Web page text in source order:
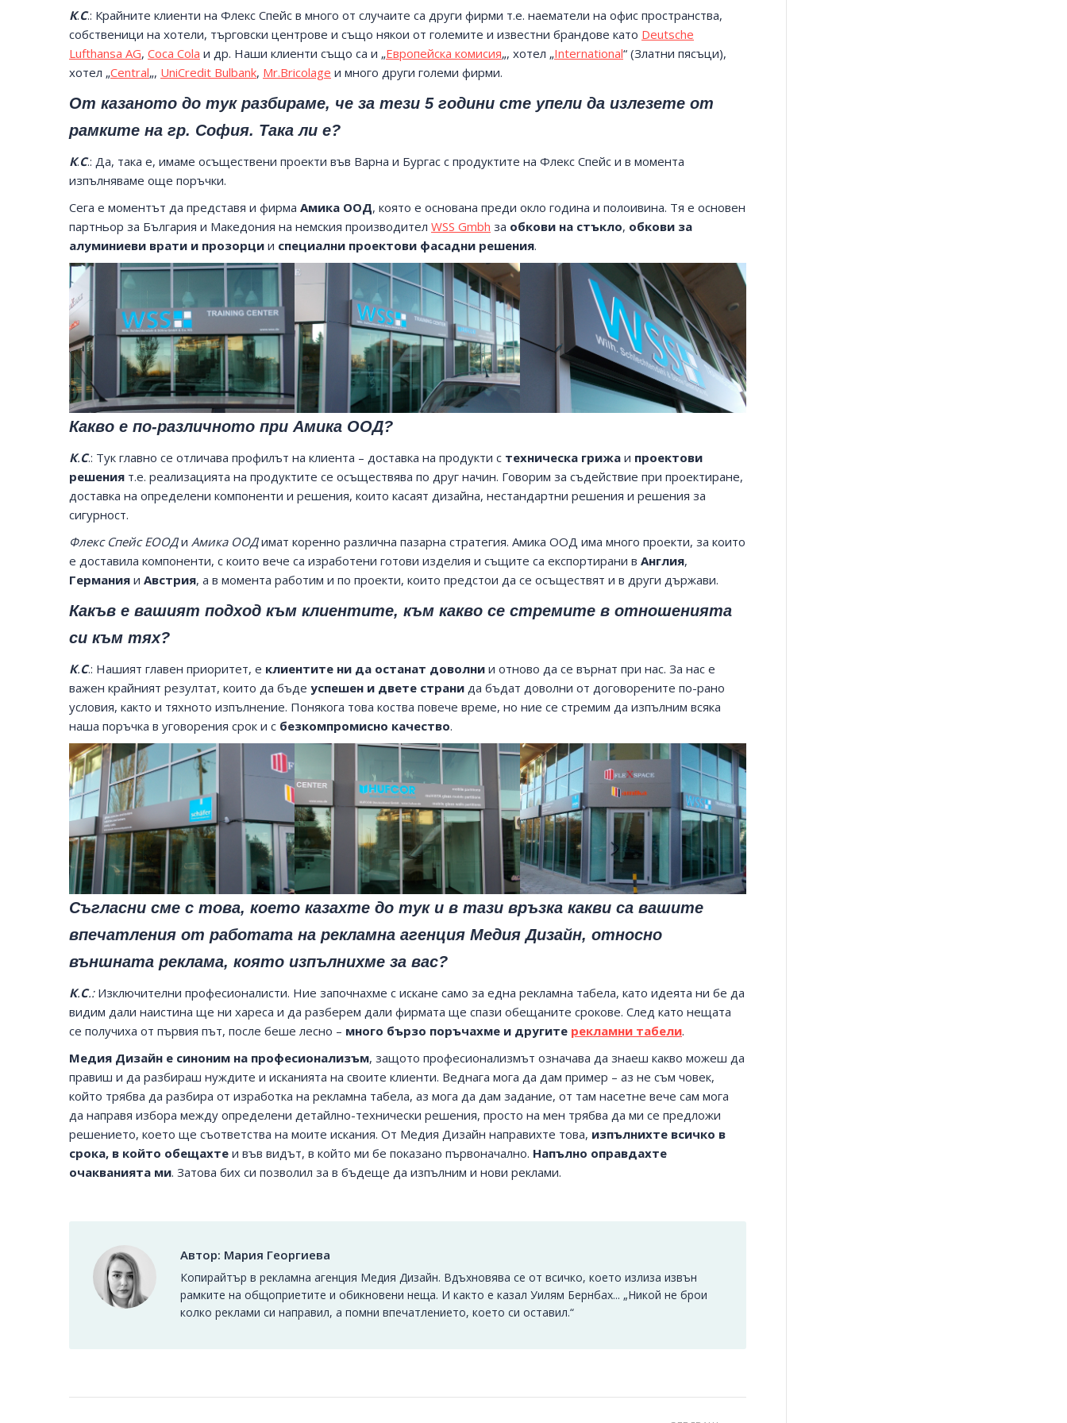
К.С.: Крайните клиенти на Флекс Спейс в много от случаите са други фирми т.е. наематели на офис пространства,
собственици на хотели, търговски центрове и също някои от големите и известни брандове като Deutsche
Lufthansa AG, Coca Cola и др. Наши клиенти също са и „Европейска комисия„, хотел „International“ (Златни пясъци),
хотел „Central„, UniCredit Bulbank, Mr.Bricolage и много други големи фирми.
От казаното до тук разбираме, че за тези 5 години сте упeли да излезете от
рамките на гр. София. Така ли е?
К.С.: Да, така е, имаме осъществени проекти във Варна и Бургас с продуктите на Флекс Спейс и в момента
изпълняваме още поръчки.
Сега е моментът да представя и фирма Амика ООД, която е основана преди окло година и полоивина. Тя е основен
партньор за България и Македония на немския производител WSS Gmbh за обкови на стъкло, обкови за
алуминиеви врати и прозорци и специални проектови фасадни решения.
Какво е по-различното при Амика ООД?
К.С.: Тук главно се отличава профилът на клиента – доставка на продукти с техническа грижа и проектови
решения т.е. реализацията на продуктите се осъществява по друг начин. Говорим за съдействие при проектиране,
доставка на определени компоненти и решения, които касаят дизайна, нестандартни решения и решения за
сигурност.
Флекс Спейс ЕООДи Амика ООДимат коренно различна пазарна стратегия. Амика ООД има много проекти, за които
е доставила компоненти, с които вече са изработени готови изделия и същите са експортирани в Англия,
Германия и Австрия, а в момента работим и по проекти, които предстои да се осъществят и в други държави.
Какъв е вашият подход към клиентите, към какво се стремите в отношенията
си към тях?
К.С.: Нашият главен приоритет, е клиентите ни да останат доволни и отново да се върнат при нас. За нас е
важен крайният резултат, които да бъде успешен и двете страни да бъдат доволни от договорените по-рано
условия, както и тяхното изпълнение. Понякога това коства повече време, но ние се стремим да изпълним всяка
наша поръчка в уговорения срок и с безкомпромисно качество.
Съгласни сме с това, което казахте до тук и в тази връзка какви са вашите
впечатления от работата на рекламна агенция Медия Дизайн, относно
външната реклама, която изпълнихме за вас?
К.С.: Изключителни професионалисти. Ние започнахме с искане само за една рекламна табела, като идеята ни бе да
видим дали наистина ще ни хареса и да разберем дали фирмата ще спази обещаните срокове. След като нещата
се получиха от първия път, после беше лесно – много бързо поръчахме и другите рекламни табели.
Медия Дизайн е синоним на професионализъм, защото професионализмът означава да знаеш какво можеш да
правиш и да разбираш нуждите и исканията на своите клиенти. Веднага мога да дам пример – аз не съм човек,
който трябва да разбира от изработка на рекламна табела, аз мога да дам задание, от там насетне вече сам мога
да направя избора между определени детайлно-технически решения, просто на мен трябва да ми се предложи
решението, което ще съответства на моите искания. От Медия Дизайн направихте това, изпълнихте всичко в
срока, в който обещахте и във видът, в който ми бе показано първоначално. Напълно оправдахте
очакванията ми. Затова бих си позволил за в бъдеще да изпълним и нови реклами.
Автор: Мария Георгиева
Копирайтър в рекламна агенция Медия Дизайн. Вдъхновява се от всичко, което излиза извън
рамките на общоприетите и обикновени неща. И както е казал Уилям Бернбах... „Никой не брои
колко реклами си направил, а помни впечатлението, което си оставил.“